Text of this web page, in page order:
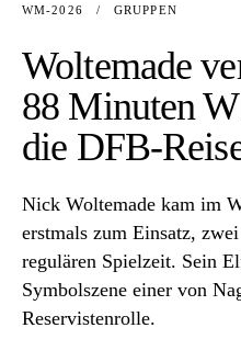
WM-2026 / GRUPPEN
Woltemade
88 Minuten
die DFB-
Nick Woltemade kam im
erstmals zum Einsatz,
regulären Spielzeit. Sein
Symbolszene einer von
Reservistenrolle.